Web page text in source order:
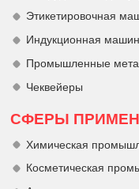
Этикетировочная
Индукционная
Промышленные
Чеквейеры
СФЕРЫ
Химическая
Косметическая